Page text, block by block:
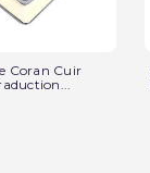
Coran Cuir